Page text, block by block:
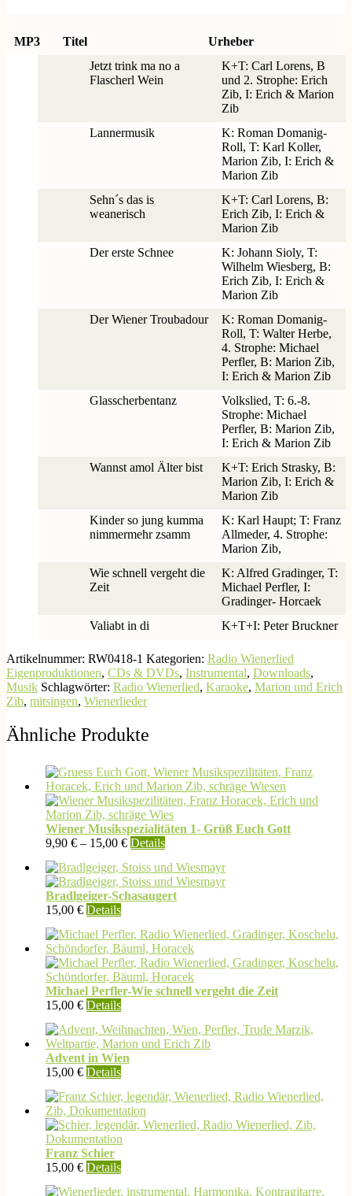
MP3 Titel
Urheber
Jetzt trink ma no a
Flascherl Wein
K+T: Carl Lorens, B
und 2. Strophe: Erich
Zib, I: Erich & Marion
Zib
Lannermusik
K: Roman Domanig-
Roll, T: Karl Koller,
Marion Zib, I: Erich &
Marion Zib
Sehn´s das is
weanerisch
K+T: Carl Lorens, B:
Erich Zib, I: Erich &
Marion Zib
Der erste Schnee
K: Johann Sioly, T:
Wilhelm Wiesberg, B:
Erich Zib, I: Erich &
Marion Zib
Der Wiener Troubadour
K: Roman Domanig-
Roll, T: Walter Herbe,
4. Strophe: Michael
Perfler, B: Marion Zib,
I: Erich & Marion Zib
Glasscherbentanz
Volkslied, T: 6.-8.
Strophe: Michael
Perfler, B: Marion Zib,
I: Erich & Marion Zib
Wannst amol Älter bist
K+T: Erich Strasky, B:
Marion Zib, I: Erich &
Marion Zib
Kinder so jung kumma
nimmermehr zsamm
K: Karl Haupt; T: Franz
Allmeder, 4. Strophe:
Marion Zib,
Wie schnell vergeht die
Zeit
K: Alfred Gradinger, T:
Michael Perfler, I:
Gradinger- Horcaek
Valiabt in di
K+T+I: Peter Bruckner
Artikelnummer: RW0418-1 Kategorien: Radio Wienerlied
Eigenproduktionen, CDs & DVDs, Instrumental, Downloads,
Musik Schlagwörter: Radio Wienerlied, Karaoke, Marion und Erich
Zib, mitsingen, Wienerlieder
Ähnliche Produkte
Wiener Musikspezialitäten 1- Grüß Euch Gott
9,90 € – 15,00 € DetailsDieses
weist
mehrere
Varianten
Die
Optionen
können
auf
der
Produktseite
werden
Bradlgeiger-Schasaugert
15,00 € Details
Michael Perfler-Wie schnell vergeht die Zeit
15,00 € DetailsDieses
weist
mehrere
Varianten
auf.
Die
Optionen
können
auf
der
Produktseite
gewählt
werden
Advent in Wien
15,00 € Details
Franz Schier
15,00 € Details